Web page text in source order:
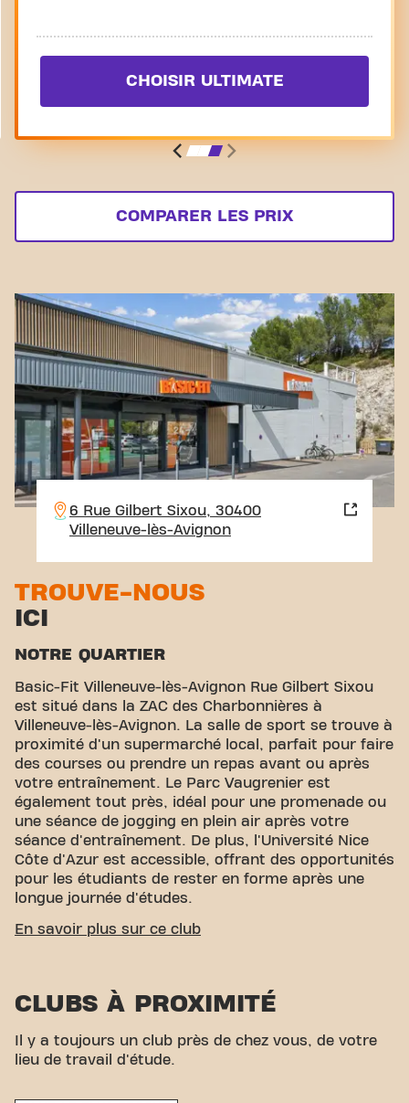
CHOISIR ULTIMATE
COMPARER LES PRIX
6 Rue Gilbert Sixou, 30400
Villeneuve-lès-Avignon
TROUVE-NOUS
ICI
NOTRE QUARTIER
Basic-Fit Villeneuve-lès-Avignon Rue Gilbert Sixou
est situé dans la ZAC des Charbonnières à
Villeneuve-lès-Avignon. La salle de sport se trouve à
proximité d'un supermarché local, parfait pour faire
des courses ou prendre un repas avant ou après
votre entraînement. Le Parc Vaugrenier est
également tout près, idéal pour une promenade ou
une séance de jogging en plein air après votre
séance d'entraînement. De plus, l'Université Nice
Côte d'Azur est accessible, offrant des opportunités
pour les étudiants de rester en forme après une
longue journée d'études.
ACCESSIBILITÉ FACILE
transport : Parking/garage :Parking des
proximité immédiate. Bus : Les arrêts de bus
"Rheinbach" et "Le Loubet Marina" sont à quelques
En savoir plus sur ce club
CLUBS À PROXIMITÉ
Il y a toujours un club près de chez vous, de votre
lieu de travail d'étude.